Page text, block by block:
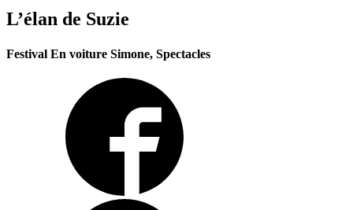
L’élan de Suzie
Festival En voiture Simone, Spectacles